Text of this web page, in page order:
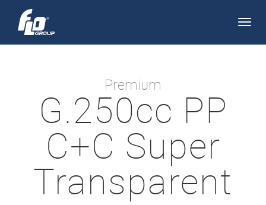
Premium
G.250cc PP
C+C Super
Transparent